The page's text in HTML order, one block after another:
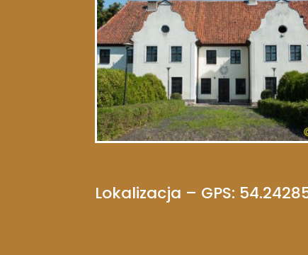
Lokalizacja – GPS: